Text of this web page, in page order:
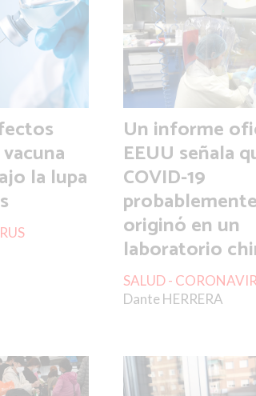
la lupa
Un informe
EEUU señala
COVID-19
originó en un
laboratorio
Dante HERRERA
SALUD -